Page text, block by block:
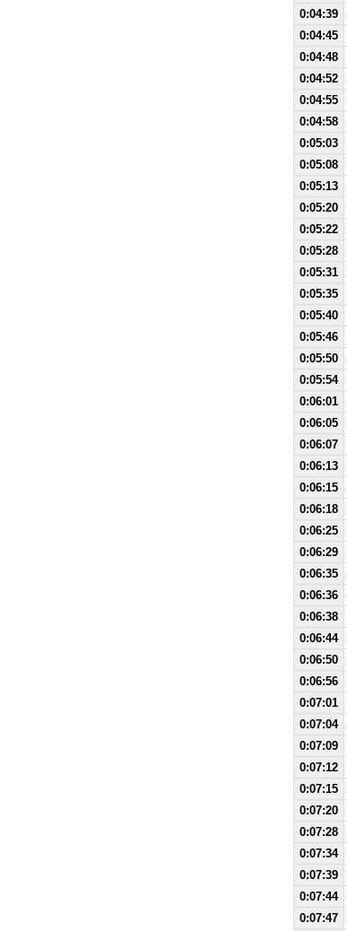
0:04:39
0:04:45
0:04:48
0:04:52
0:04:55
0:04:58
0:05:03
0:05:08
0:05:13
0:05:20
0:05:22
0:05:28
0:05:31
0:05:35
0:05:40
0:05:46
0:05:50
0:05:54
0:06:01
0:06:05
0:06:07
0:06:13
0:06:15
0:06:18
0:06:25
0:06:29
0:06:35
0:06:36
0:06:38
0:06:44
0:06:50
0:06:56
0:07:01
0:07:04
0:07:09
0:07:12
0:07:15
0:07:20
0:07:28
0:07:34
0:07:39
0:07:44
0:07:47